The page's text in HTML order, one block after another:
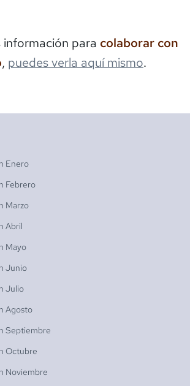
información para colaborar con
, puedes verla aquí mismo.
Enero
Febrero
Marzo
Abril
Mayo
Junio
Julio
Agosto
Septiembre
Octubre
Noviembre